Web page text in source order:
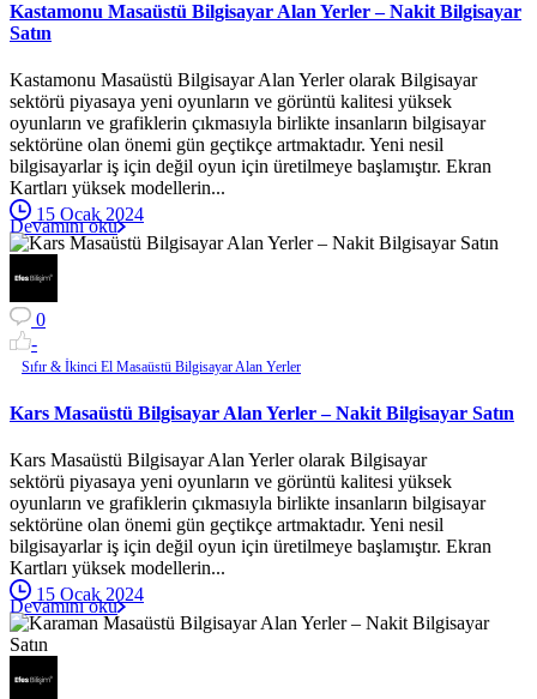
Kastamonu Masaüstü Bilgisayar Alan Yerler – Nakit Bilgisayar
Satın
Kastamonu Masaüstü Bilgisayar Alan Yerler olarak Bilgisayar
sektörü piyasaya yeni oyunların ve görüntü kalitesi yüksek
oyunların ve grafiklerin çıkmasıyla birlikte insanların bilgisayar
sektörüne olan önemi gün geçtikçe artmaktadır. Yeni nesil
bilgisayarlar iş için değil oyun için üretilmeye başlamıştır. Ekran
Kartları yüksek modellerin...
15 Ocak 2024
Devamını oku
0
-
Sıfır & İkinci El Masaüstü Bilgisayar Alan Yerler
Kars Masaüstü Bilgisayar Alan Yerler – Nakit Bilgisayar Satın
Kars Masaüstü Bilgisayar Alan Yerler olarak Bilgisayar
sektörü piyasaya yeni oyunların ve görüntü kalitesi yüksek
oyunların ve grafiklerin çıkmasıyla birlikte insanların bilgisayar
sektörüne olan önemi gün geçtikçe artmaktadır. Yeni nesil
bilgisayarlar iş için değil oyun için üretilmeye başlamıştır. Ekran
Kartları yüksek modellerin...
15 Ocak 2024
Devamını oku